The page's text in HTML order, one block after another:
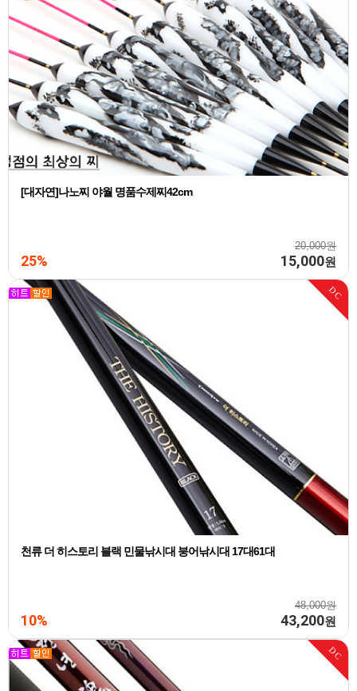
[대자연]나노찌 야월 명품수제찌42cm
20,000원
25% 15,000원
DC
천류 더 히스토리 블랙 민물낚시대 붕어낚시대 17대61대
48,000원
10% 43,200원
DC